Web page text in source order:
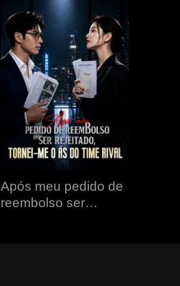
Após meu pedido de
reembolso ser